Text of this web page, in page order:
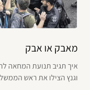
מאבק או אבק
איך תגיב תנועת המחאה
וגנץ הצילו את ראש